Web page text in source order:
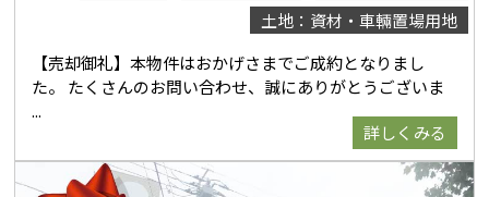
土地：資材・車輛置場用地
【売却御礼】本物件はおかげさまでご成約となりまし
た。 たくさんのお問い合わせ、誠にありがとうございま
詳しくみる